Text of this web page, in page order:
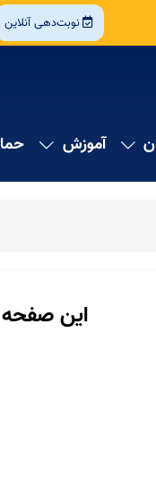
نوبت‌دهی آنلاین
آموزش
این